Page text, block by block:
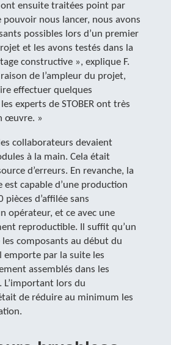
ont ensuite traitées point par
nous lancer, nous avons
possibles lors d’un premier
et les avons testés dans la
constructive », explique F.
de l’ampleur du projet,
effectuer quelques
experts de STOBER ont très
œuvre. »
collaborateurs devaient
à la main. Cela était
d’erreurs. En revanche, la
est capable d’une production
d’affilée sans
opérateur, et ce avec une
reproductible. Il suffit qu’un
composants au début du
emporte par la suite les
assemblés dans les
L’important lors du
de réduire au minimum les